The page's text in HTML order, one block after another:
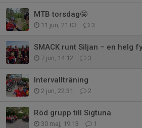
MTB torsdag🤩
11 jun, 21:03 3
SMACK runt Siljan – en helg
7 jun, 14:12 3
Intervallträning
2 jun, 22:31 2
Röd grupp till Sigtuna
30 maj, 19:13 1